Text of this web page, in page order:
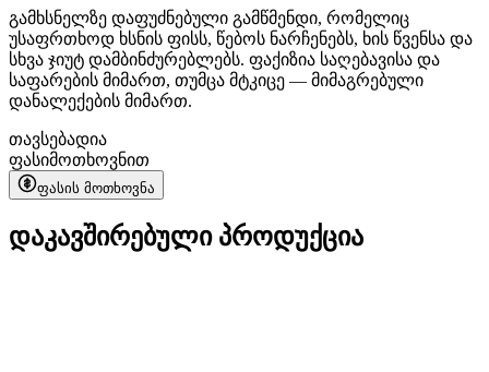
გამხსნელზე დაფუძნებული გამწმენდი, რომელიც
უსაფრთხოდ ხსნის ფისს, წებოს ნარჩენებს, ხის წვენსა და
სხვა ჯიუტ დამბინძურებლებს. ფაქიზია საღებავისა და
საფარების მიმართ, თუმცა მტკიცე — მიმაგრებული
დანალექების მიმართ.
თავსებადია
ფასიმოთხოვნით
ფასის მოთხოვნა
დაკავშირებული პროდუქცია